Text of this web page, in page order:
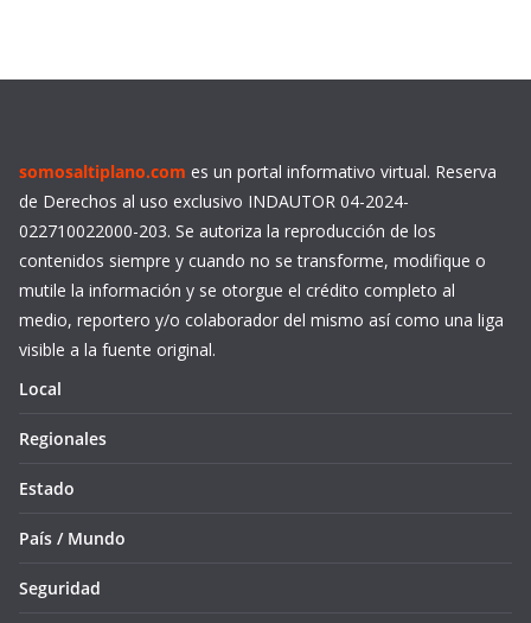
somosaltiplano.com es un portal informativo virtual. Reserva
de Derechos al uso exclusivo INDAUTOR 04-2024-
022710022000-203. Se autoriza la reproducción de los
contenidos siempre y cuando no se transforme, modifique o
mutile la información y se otorgue el crédito completo al
medio, reportero y/o colaborador del mismo así como una liga
visible a la fuente original.
Local
Regionales
Estado
País / Mundo
Seguridad